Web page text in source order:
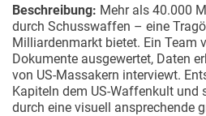
Beschreibung: Mehr als 40.000
durch Schusswaffen – eine
Milliardenmarkt bietet. Ein Team
Dokumente ausgewertet, Daten
von US-Massakern interviewt.
Kapiteln dem US-Waffenkult und
durch eine visuell ansprechende